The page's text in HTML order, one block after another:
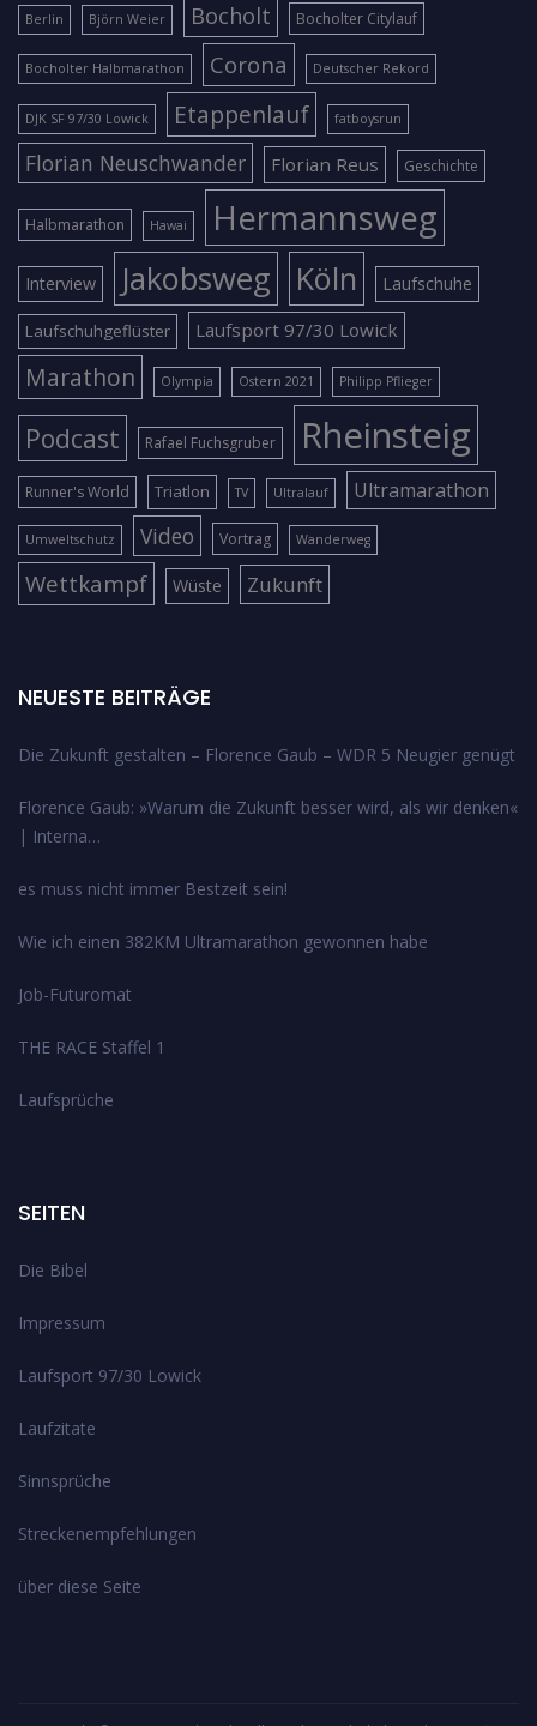
Berlin Björn Weier Bocholt Bocholter Citylauf
Bocholter Halbmarathon Corona Deutscher Rekord
DJK SF 97/30 Lowick Etappenlauf fatboysrun
Florian Neuschwander Florian Reus Geschichte
Halbmarathon Hawai Hermannsweg
Interview Jakobsweg Köln Laufschuhe
Laufschuhgeflüster Laufsport 97/30 Lowick
Marathon Olympia Ostern 2021 Philipp Pflieger
Podcast Rafael Fuchsgruber Rheinsteig
Runner's World Triatlon TV Ultralauf Ultramarathon
Umweltschutz Video Vortrag Wanderweg
Wettkampf Wüste Zukunft
NEUESTE BEITRÄGE
Die Zukunft gestalten – Florence Gaub – WDR 5 Neugier genügt
Florence Gaub: »Warum die Zukunft besser wird, als wir denken«
| Interna…
es muss nicht immer Bestzeit sein!
Wie ich einen 382KM Ultramarathon gewonnen habe
Job-Futuromat
THE RACE Staffel 1
Laufsprüche
SEITEN
Die Bibel
Impressum
Laufsport 97/30 Lowick
Laufzitate
Sinnsprüche
Streckenempfehlungen
über diese Seite